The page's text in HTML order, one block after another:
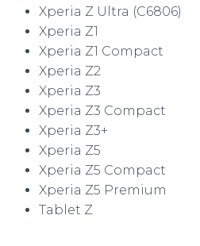
Xperia Z Ultra (C6806)
Xperia Z1
Xperia Z1 Compact
Xperia Z2
Xperia Z3
Xperia Z3 Compact
Xperia Z3+
Xperia Z5
Xperia Z5 Compact
Xperia Z5 Premium
Tablet Z